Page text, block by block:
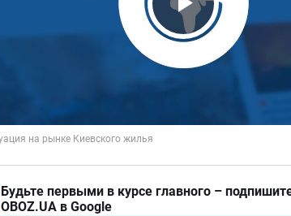
Play
Будьте первыми в курсе главного –
OBOZ.UA в Google